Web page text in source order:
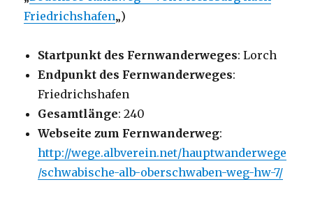
Friedrichshafen„)
Startpunkt des Fernwanderweges: Lorch
Endpunkt des Fernwanderweges:
Friedrichshafen
Gesamtlänge: 240
Webseite zum Fernwanderweg:
http://wege.albverein.net/hauptwanderwege
/schwabische-alb-oberschwaben-weg-hw-7/